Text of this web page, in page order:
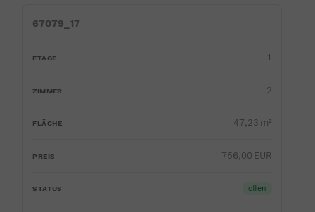
67079_17
1
2
47,23 m²
756,00 EUR
offen